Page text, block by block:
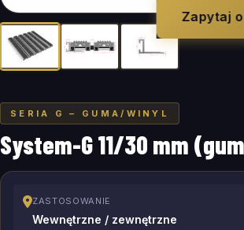
Zapytaj
SERIA G – GUMA/WINYL
System-G 11/30 mm
ZASTOSOWANIE
Wewnętrzne / zewnętrzne